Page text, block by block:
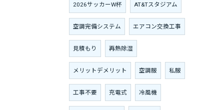
2026サッカーW杯 AT&Tスタジアム
空調完備システム エアコン交換工事
見積もり 再熱除湿
メリットデメリット 空調服 私服
工事不要 充電式 冷風機